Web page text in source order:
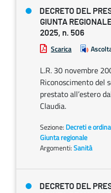
DECRETO DEL
GIUNTA
2025, n. 506
Scarica
L.R. 30 novembre
Riconoscimento del
prestato all’estero
Claudia.
Sezione: Decreti e
Giunta regionale
Argomenti:Sanità
DECRETO DEL